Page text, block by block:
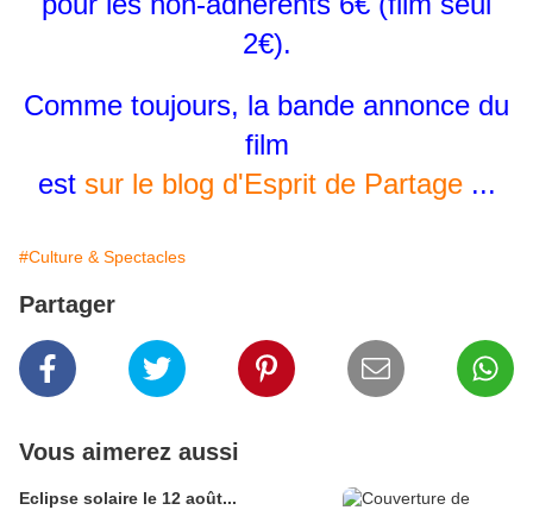
2€).
Comme toujours, la bande annonce du
film
est sur le blog d'Esprit de Partage...
#Culture & Spectacles
Partager
Vous aimerez aussi
Eclipse solaire le 12 août...